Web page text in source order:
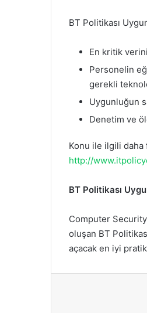
BT Politikası
En kritik
Personelin
gerekli
Uygunluğun
Denetim ve
Konu ile ilgili daha
http://
BT Politikası
Computer
oluşan BT
açacak en iyi